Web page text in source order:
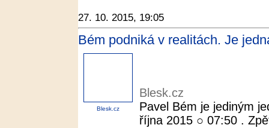
27. 10. 2015, 19:05
Bém podniká v realitách. Je
Blesk.cz
Blesk.cz
Pavel Bém je jediným
října 2015 ○ 07:50 .